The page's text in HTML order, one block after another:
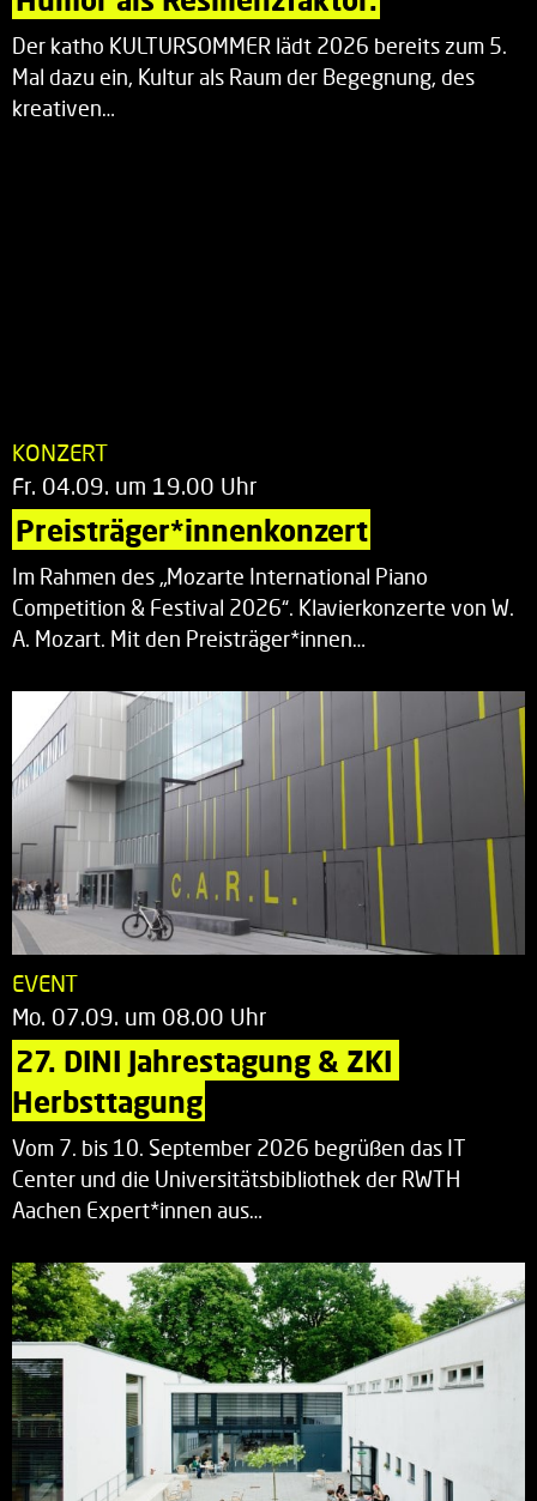
Der katho KULTURSOMMER lädt 2026 bereits zum 5.
Mal dazu ein, Kultur als Raum der Begegnung, des
kreativen…
KONZERT
Fr. 04.09. um 19.00 Uhr
Preisträger*innenkonzert
Im Rahmen des „Mozarte International Piano
Competition & Festival 2026“. Klavierkonzerte von W.
A. Mozart. Mit den Preisträger*innen…
EVENT
Mo. 07.09. um 08.00 Uhr
27. DINI Jahrestagung & ZKI
Herbsttagung
Vom 7. bis 10. September 2026 begrüßen das IT
Center und die Universitätsbibliothek der RWTH
Aachen Expert*innen aus…